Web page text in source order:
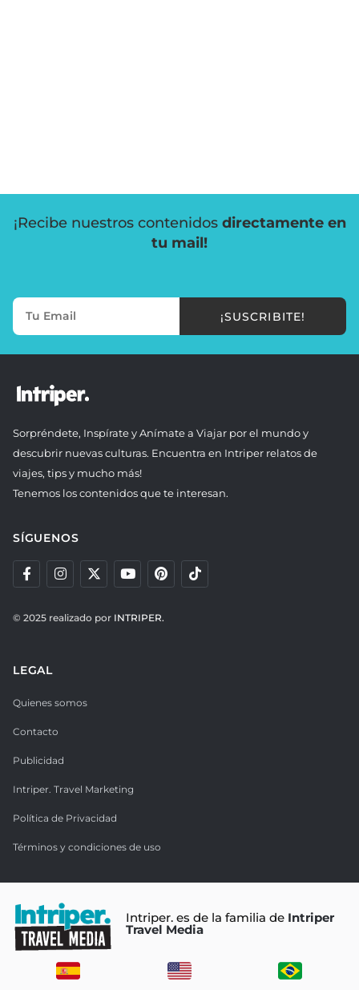
¡Recibe nuestros contenidos directamente en
tu mail!
¡SUSCRIBITE!
Sorpréndete, Inspírate y Anímate a Viajar por el mundo y
descubrir nuevas culturas. Encuentra en Intriper relatos de
viajes, tips y mucho más!
Tenemos los contenidos que te interesan.
SÍGUENOS
© 2025 realizado por INTRIPER.
LEGAL
Quienes somos
Contacto
Publicidad
Intriper. Travel Marketing
Política de Privacidad
Términos y condiciones de uso
Intriper. es de la familia de Intriper
Travel Media